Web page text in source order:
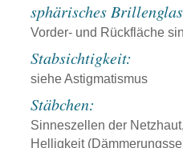
sphärisches
Vorder- und Rückfläche
Stabsichtigkeit:
siehe Astigmatismus
Stäbchen:
Sinneszellen der
Helligkeit